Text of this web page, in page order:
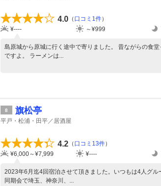
4.0 （ 口コミ1件）
¥----
～¥999
島原城から原城に行く途中で寄りました。 昔ながらの食
ですよ。 ラーメンは...
8 旗松亭
平戸・松浦・田平／居酒屋
4.2 （ 口コミ13件）
¥6,000～¥7,999
¥----
2023年6月迄4回宿泊させて頂きました。いつもは4人グル
同期会で埼玉、神奈川、...